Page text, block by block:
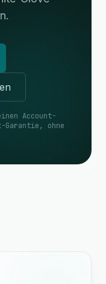
Account-
Garantie, ohne